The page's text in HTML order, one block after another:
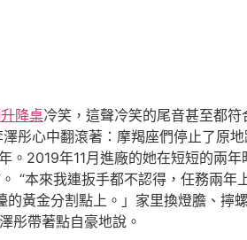
降桌冷笑，這聲冷笑的尾音甚至都
澤彤心中翻滾著：摩羯座們停止了原
。2019年11月進廠的她在短短的兩年
“本來我連扳手都不認得，任務兩
的黃金分割點上。」家里換燈膽、擰
彤帶著點自豪地說。